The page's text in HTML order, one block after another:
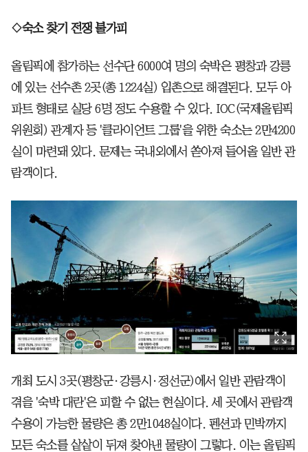
◇숙소 찾기 전쟁 불가피
올림픽에 참가하는 선수단 6000여 명의 숙박은 평창과 강릉
에 있는 선수촌 2곳(총 1224실) 입촌으로 해결된다. 모두 아
파트 형태로 실당 6명 정도 수용할 수 있다. IOC(국제올림픽
위원회) 관계자 등 '클라이언트 그룹'을 위한 숙소는 2만4200
실이 마련돼 있다. 문제는 국내외에서 쏟아져 들어올 일반 관
람객이다.
개최 도시 3곳(평창군·강릉시·정선군)에서 일반 관람객이
겪을 '숙박 대란'은 피할 수 없는 현실이다. 세 곳에서 관람객
수용이 가능한 물량은 총 2만1048실이다. 펜션과 민박까지
모든 숙소를 샅샅이 뒤져 찾아낸 물량이 그렇다. 이는 올림픽